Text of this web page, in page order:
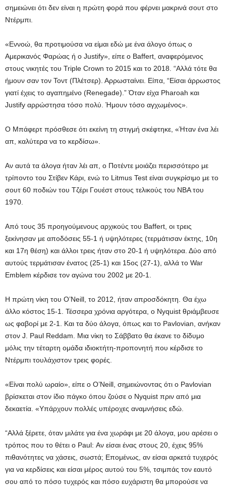
σημειώνει ότι δεν είναι η πρώτη φορά που φέρνει μακρινά σουτ στο
Ντέρμπι.
«Εννοώ, θα προτιμούσα να είμαι εδώ με ένα άλογο όπως ο
Αμερικανός Φαρώας ή ο Justify», είπε ο Baffert, αναφερόμενος
στους νικητές του Triple Crown το 2015 και το 2018. “Αλλά τότε θα
ήμουν σαν τον Τοντ (Πλέτσερ). Αρρωσταίνει. Είπα, “Είσαι άρρωστος
γιατί έχεις το αγαπημένο (Renegade).” Όταν είχα Pharoah και
Justify αρρώστησα τόσο πολύ. Ήμουν τόσο αγχωμένος».
Ο Μπάφερτ πρόσθεσε ότι εκείνη τη στιγμή σκέφτηκε, «Ήταν ένα λέι
απ, καλύτερα να το κερδίσω».
Αν αυτά τα άλογα ήταν λέι απ, ο Ποτέντε μοιάζει περισσότερο με
τρίποντο του Στίβεν Κάρι, ενώ το Litmus Test είναι συγκρίσιμο με το
σουτ 60 ποδιών του Τζέρι Γουέστ στους τελικούς του NBA του
1970.
Από τους 35 προηγούμενους αρχικούς του Baffert, οι τρεις
ξεκίνησαν με αποδόσεις 55-1 ή υψηλότερες (τερμάτισαν έκτης, 10η
και 17η θέση) και άλλοι τρεις ήταν στο 20-1 ή υψηλότερα. Δύο από
αυτούς τερμάτισαν ένατος (25-1) και 15ος (27-1), αλλά το War
Emblem κέρδισε τον αγώνα του 2002 με 20-1.
Η πρώτη νίκη του O’Neill, το 2012, ήταν απροσδόκητη. Θα έχω
άλλο κόστος 15-1. Τέσσερα χρόνια αργότερα, ο Nyquist θριάμβευσε
ως φαβορί με 2-1. Και τα δύο άλογα, όπως και το Pavlovian, ανήκαν
στον J. Paul Reddam. Μια νίκη το Σάββατο θα έκανε το δίδυμο
μόλις την τέταρτη ομάδα ιδιοκτήτη-προπονητή που κέρδισε το
Ντέρμπι τουλάχιστον τρεις φορές.
«Είναι πολύ ωραίο», είπε ο O’Neill, σημειώνοντας ότι ο Pavlovian
βρίσκεται στον ίδιο πάγκο όπου ζούσε ο Nyquist πριν από μια
δεκαετία. «Υπάρχουν πολλές υπέροχες αναμνήσεις εδώ.
“Αλλά ξέρετε, όταν μιλάτε για ένα χωράφι με 20 άλογα, μου αρέσει ο
τρόπος που το θέτει ο Paul: Αν είσαι ένας στους 20, έχεις 95%
πιθανότητες να χάσεις, σωστά; Επομένως, αν είσαι αρκετά τυχερός
για να κερδίσεις και είσαι μέρος αυτού του 5%, τσιμπάς τον εαυτό
σου από το πόσο τυχερός και πόσο ευχάριστη θα μπορούσε να